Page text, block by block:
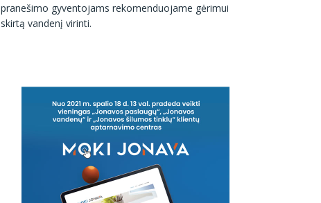
pranešimo gyventojams rekomenduojame gėrimui
skirtą vandenį virinti.